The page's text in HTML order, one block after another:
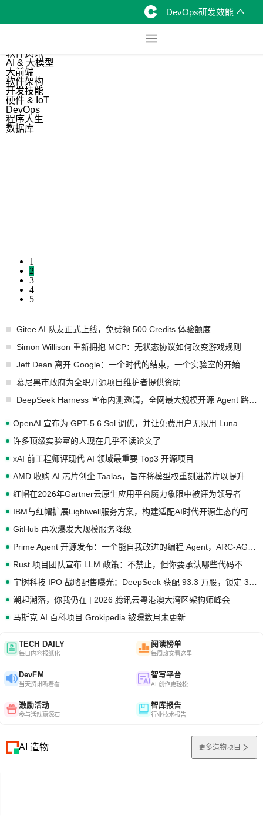
DevOps研发效能
软件资讯
AI & 大模型
大前端
软件架构
开发技能
硬件 & IoT
DevOps
程序人生
数据库
1
2
3
4
5
Gitee AI 队友正式上线，免费领 500 Credits 体验额度
Simon Willison 重新拥抱 MCP：无状态协议如何改变游戏规则
Jeff Dean 离开 Google：一个时代的结束，一个实验室的开始
慕尼黑市政府为全职开源项目维护者提供资助
OpenAI 宣布为 GPT-5.6 Sol 调优，并让免费用户无限用 Luna
许多顶级实验室的人现在几乎不读论文了
xAI 前工程师评现代 AI 领域最重要 Top3 开源项目
红帽在2026年Gartner云原生应用平台魔力象限中被评为领导者
GitHub 再次爆发大规模服务降级
潮起潮落，你我仍在 | 2026 腾讯云粤港澳大湾区架构师峰会
马斯克 AI 百科项目 Grokipedia 被曝数月未更新
TECH DAILY
每日内容报纸化
阅读榜单
每周热文看这里
DevFM
当天资讯听着看
智写平台
AI 创作更轻松
激励活动
参与活动赢源石
智库报告
行业技术报告
AI 造物 更多造物项目